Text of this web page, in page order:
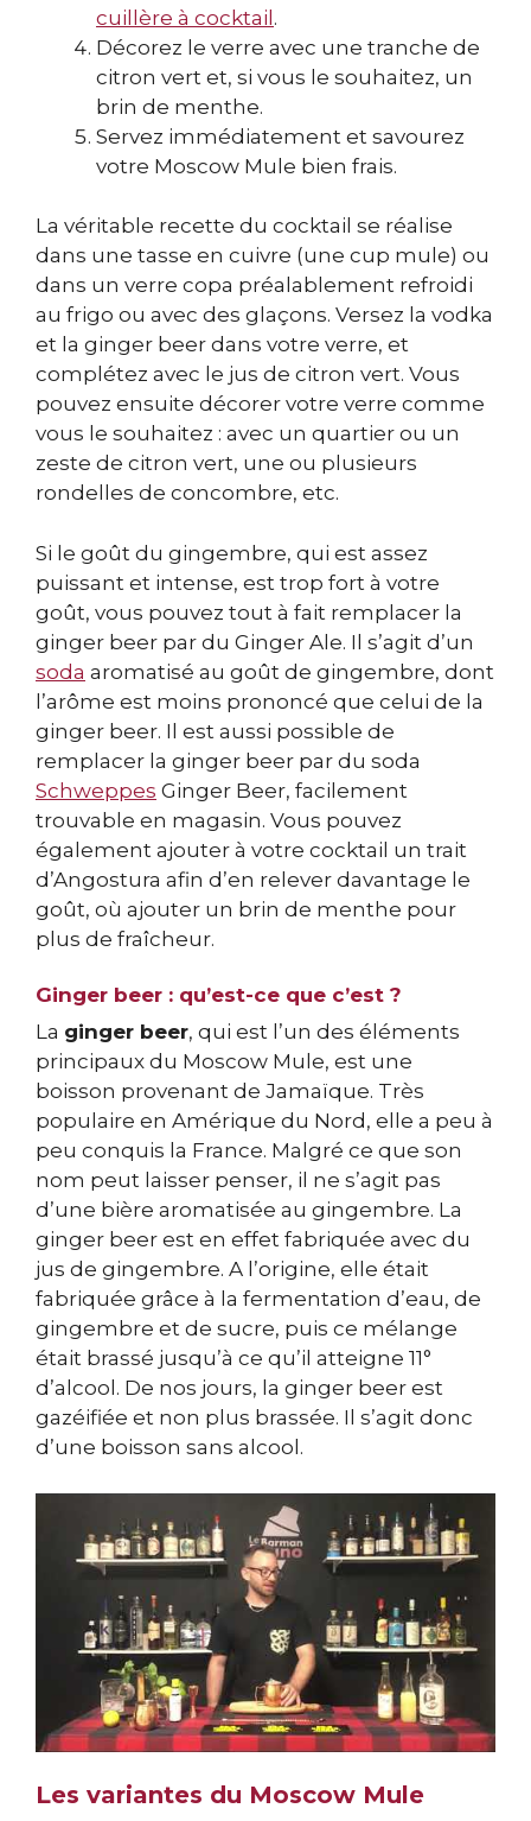
cuillère à cocktail.
Décorez le verre avec une tranche de
citron vert et, si vous le souhaitez, un
brin de menthe.
Servez immédiatement et savourez
votre Moscow Mule bien frais.
La véritable recette du cocktail se réalise
dans une tasse en cuivre (une cup mule) ou
dans un verre copa préalablement refroidi
au frigo ou avec des glaçons. Versez la vodka
et la ginger beer dans votre verre, et
complétez avec le jus de citron vert. Vous
pouvez ensuite décorer votre verre comme
vous le souhaitez : avec un quartier ou un
zeste de citron vert, une ou plusieurs
rondelles de concombre, etc.
Si le goût du gingembre, qui est assez
puissant et intense, est trop fort à votre
goût, vous pouvez tout à fait remplacer la
ginger beer par du Ginger Ale. Il s’agit d’un
soda aromatisé au goût de gingembre, dont
l’arôme est moins prononcé que celui de la
ginger beer. Il est aussi possible de
remplacer la ginger beer par du soda
Schweppes Ginger Beer, facilement
trouvable en magasin. Vous pouvez
également ajouter à votre cocktail un trait
d’Angostura afin d’en relever davantage le
goût, où ajouter un brin de menthe pour
plus de fraîcheur.
Ginger beer : qu’est-ce que c’est ?
La ginger beer, qui est l’un des éléments
principaux du Moscow Mule, est une
boisson provenant de Jamaïque. Très
populaire en Amérique du Nord, elle a peu à
peu conquis la France. Malgré ce que son
nom peut laisser penser, il ne s’agit pas
d’une bière aromatisée au gingembre. La
ginger beer est en effet fabriquée avec du
jus de gingembre. A l’origine, elle était
fabriquée grâce à la fermentation d’eau, de
gingembre et de sucre, puis ce mélange
était brassé jusqu’à ce qu’il atteigne 11°
d’alcool. De nos jours, la ginger beer est
gazéifiée et non plus brassée. Il s’agit donc
d’une boisson sans alcool.
Les variantes du Moscow Mule